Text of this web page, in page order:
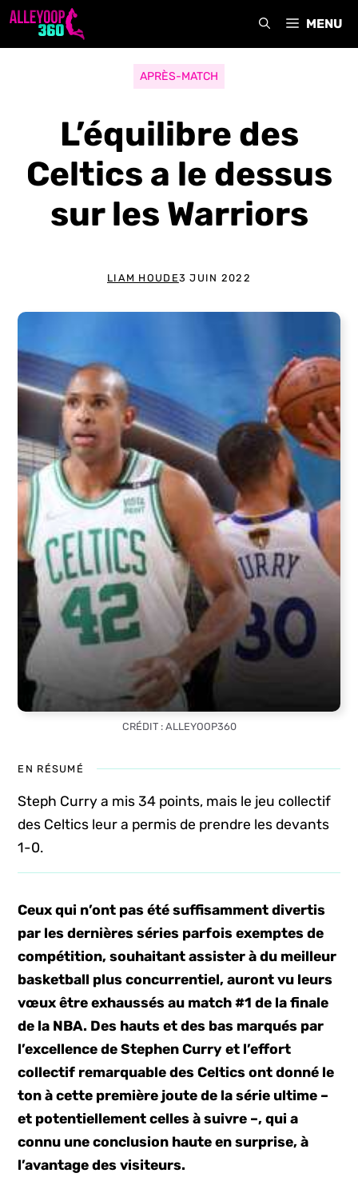
Aller
MENU
APRÈS-MATCH
L’équilibre des
Celtics a le dessus
sur les Warriors
LIAM HOUDE3 JUIN 2022
CRÉDIT : ALLEYOOP360
EN RÉSUMÉ
Steph Curry a mis 34 points, mais le jeu collectif
des Celtics leur a permis de prendre les devants
1-0.
Ceux qui n’ont pas été suffisamment divertis
par les dernières séries parfois exemptes de
compétition, souhaitant assister à du meilleur
basketball plus concurrentiel, auront vu leurs
vœux être exhaussés au match #1 de la finale
de la NBA. Des hauts et des bas marqués par
l’excellence de Stephen Curry et l’effort
collectif remarquable des Celtics ont donné le
ton à cette première joute de la série ultime –
et potentiellement celles à suivre –, qui a
connu une conclusion haute en surprise, à
l’avantage des visiteurs.